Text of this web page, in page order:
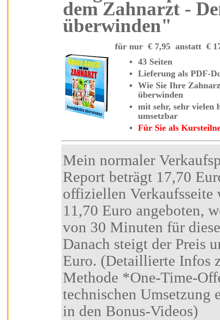
dem Zahnarzt -
überwinden"
für nur € 7,95 anstatt €
43 Seiten
Lieferung als
Wie Sie Ihre Zahnarztangst und Dentalphobie vollständig
überwinden
mit sehr, sehr vielen hilfreichen Tipps und Strategien - sofort
umsetzbar
Für Sie als
Mein normaler Verkaufspreis für diesen Insider-
Report beträgt 17,70 Euro. Den Besuchern der
offiziellen Verkaufsseite wird ein
11,70 Euro angeboten, wenn
von 30 Minuten für
Danach steigt der Preis
Euro. (Detaillierte Infos zu dieser Marketing-
Methode *One-Time-Offer-Tool* und zur
technischen Umsetzung erhalten Sie in Kursteil 6
in den Bonus-Videos)